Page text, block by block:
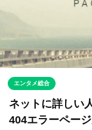
エンタメ総合
ネットに詳しい
404エラーページ